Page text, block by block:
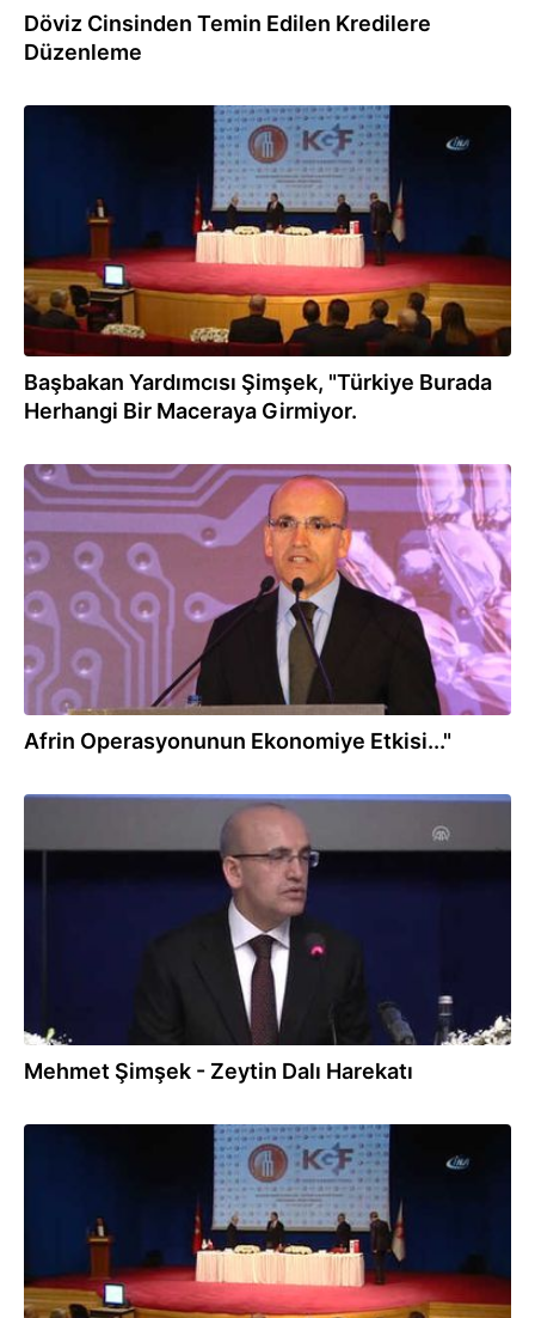
Döviz Cinsinden Temin Edilen Kredilere
Düzenleme
Başbakan Yardımcısı Şimşek, "Türkiye Burada
Herhangi Bir Maceraya Girmiyor.
22.01.2018
Afrin Operasyonunun Ekonomiye Etkisi..."
Mehmet Şimşek - Zeytin Dalı Harekatı